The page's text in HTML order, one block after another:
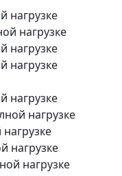
нагрузке
нагрузке
нагрузке
нагрузке
нагрузке
нагрузке
нагрузке
нагрузке